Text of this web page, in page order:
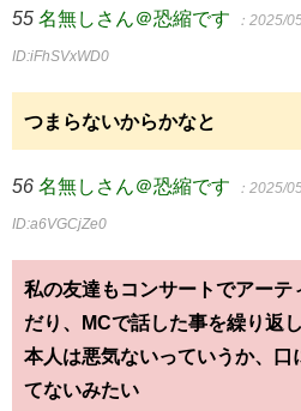
55 名無しさん＠恐縮です ：2025/
ID:iFhSVxWD0
つまらないからかなと
56 名無しさん＠恐縮です ：2025/
ID:a6VGCjZe0
私の友達もコンサートでアーテ
だり、MCで話した事を繰り返
本人は悪気ないっていうか、口
てないみたい